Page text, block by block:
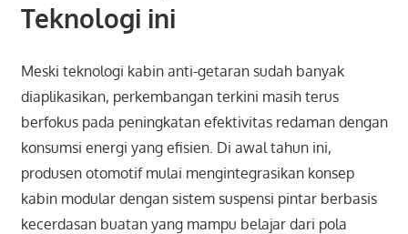
Teknologi ini
Meski teknologi kabin anti-getaran sudah banyak
diaplikasikan, perkembangan terkini masih terus
berfokus pada peningkatan efektivitas redaman dengan
konsumsi energi yang efisien. Di awal tahun ini,
produsen otomotif mulai mengintegrasikan konsep
kabin modular dengan sistem suspensi pintar berbasis
kecerdasan buatan yang mampu belajar dari pola